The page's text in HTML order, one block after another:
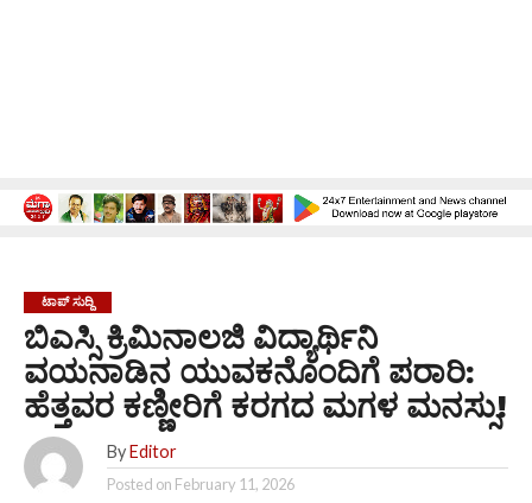
ಟಾಪ್ ಸುದ್ದಿ
ಬಿಎಸ್ಸಿ ಕ್ರಿಮಿನಾಲಜಿ ವಿದ್ಯಾರ್ಥಿನಿ
ವಯನಾಡಿನ ಯುವಕನೊಂದಿಗೆ ಪರಾರಿ:
ಹೆತ್ತವರ ಕಣ್ಣೀರಿಗೆ ಕರಗದ ಮಗಳ ಮನಸ್ಸು!
By Editor
Posted on February 11, 2026